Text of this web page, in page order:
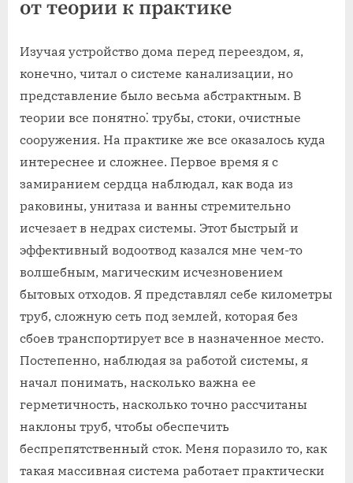
от теории к практике
Изучая устройство дома перед переездом, я,
конечно, читал о системе канализации, но
представление было весьма абстрактным. В
теории все понятно⁚ трубы, стоки, очистные
сооружения. На практике же все оказалось куда
интереснее и сложнее. Первое время я с
замиранием сердца наблюдал, как вода из
раковины, унитаза и ванны стремительно
исчезает в недрах системы. Этот быстрый и
эффективный водоотвод казался мне чем-то
волшебным, магическим исчезновением
бытовых отходов. Я представлял себе километры
труб, сложную сеть под землей, которая без
сбоев транспортирует все в назначенное место.
Постепенно, наблюдая за работой системы, я
начал понимать, насколько важна ее
герметичность, насколько точно рассчитаны
наклоны труб, чтобы обеспечить
беспрепятственный сток. Меня поразило то, как
такая массивная система работает практически